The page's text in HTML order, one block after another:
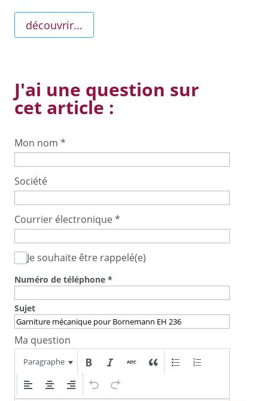
découvrir...
J'ai une question sur
cet article :
Mon nom *
Société
Courrier électronique*
Je souhaite être rappelé(e)
Numéro de téléphone *
Sujet
Ma question
Paragraphe